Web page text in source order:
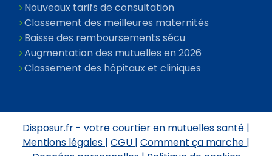
Nouveaux tarifs de consultation
Classement des meilleures maternités
Baisse des remboursements sécu
Augmentation des mutuelles en 2026
Classement des hôpitaux et cliniques
Disposur.fr - votre courtier en mutuelles santé |
Mentions légales | CGU | Comment ça marche |